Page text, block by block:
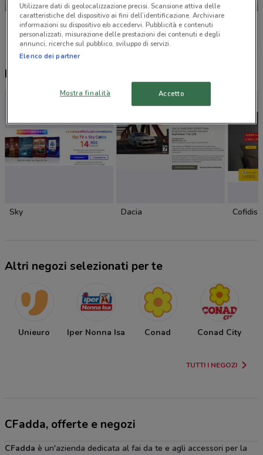
Unieuro Iper Nonna Isa
Nuovi prodotti da provare
Sky Dacia Cofidis
Altri negozi selezionati per te
Unieuro Iper Nonna Isa Conad Conad City
TUTTI I NEGOZI
CFadda, offerte e negozi
CFadda è un'azienda dedicata al fai da te e agli accessori per la
Utilizzare dati di geolocalizzazione precisi. Scansione attiva delle
caratteristiche del dispositivo ai fini dell’identificazione. Archiviare
informazioni su dispositivo e/o accedervi. Pubblicità e contenuti
personalizzati, misurazione delle prestazioni dei contenuti e degli
annunci, ricerche sul pubblico, sviluppo di servizi.
Elenco dei partner
Mostra finalità Accetto